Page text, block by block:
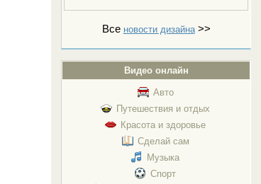
Все новости дизайна>>
Видео онлайн
Авто
Путешествия и отдых
Красота и здоровье
Сделай сам
Музыка
Спорт